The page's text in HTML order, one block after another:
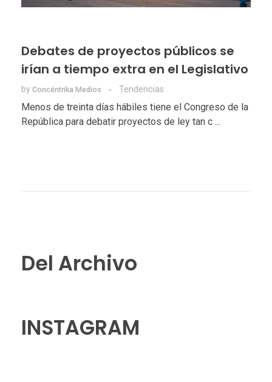
Debates de proyectos públicos se
irían a tiempo extra en el Legislativo
by Concéntrika Medios Tendencias
Menos de treinta días hábiles tiene el Congreso de la
República para debatir proyectos de ley tan c ...
Del Archivo
INSTAGRAM